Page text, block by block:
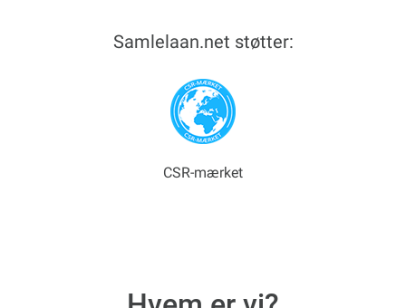
Samlelaan.net støtter:
CSR-mærket